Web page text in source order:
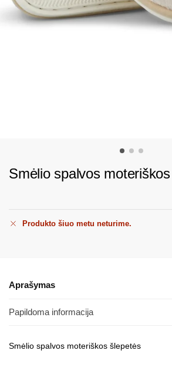
Smėlio spalvos
Produkto šiuo metu neturime.
Aprašymas
Papildoma informacija
Smėlio spalvos moteriškos šlepetės